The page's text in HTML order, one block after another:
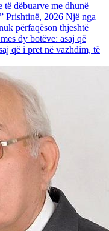
dëbuarve me dhunë
Prishtinë, 2026 Një nga
përfaqëson thjeshtë
dy botëve: asaj që
që i pret në vazhdim, të